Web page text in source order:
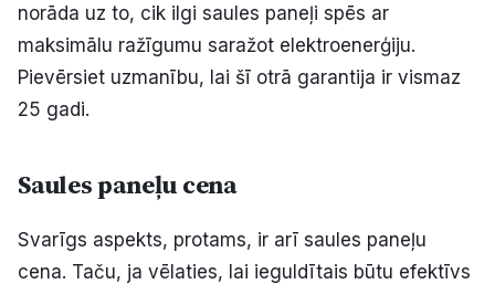
norāda uz to, cik ilgi saules paneļi spēs ar
maksimālu ražīgumu saražot elektroenerģiju.
Pievērsiet uzmanību, lai šī otrā garantija ir vismaz
25 gadi.
Saules paneļu cena
Svarīgs aspekts, protams, ir arī saules paneļu
cena. Taču, ja vēlaties, lai ieguldītais būtu efektīvs